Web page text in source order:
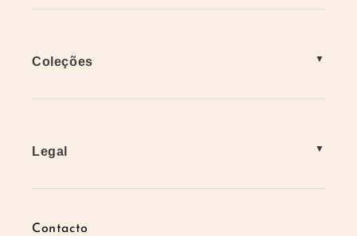
Coleções
Legal
Contacto